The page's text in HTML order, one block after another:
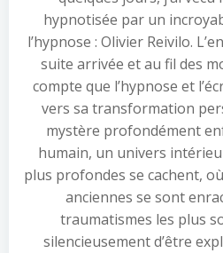
hypnotisée par un
l’hypnose : Olivier Reivilo.
suite arrivée et au fil des
compte que l’hypnose et
vers sa transformation
mystère profondément
humain, un univers
plus profondes se cachent,
anciennes se sont
traumatismes les plus
silencieusement d’être